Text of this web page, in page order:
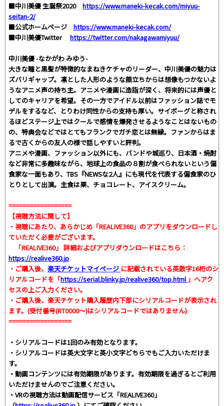
■中川美優 生誕祭2020 https://www.maneki-kecak.com/miyuu-
seitan-2/
■公式ホームページ https://www.maneki-kecak.com/
■中川美優Twitter https://twitter.com/nakagawamiyuu/
中川美優 -なかがわ みゆう-
大きな瞳と黒髪が特徴的なまねきケチャのリーダー、中川美優の魅力は
ズバリギャップ。凛とした人形のような顔立ちからは想像もつかないよ
うなアニメ声の持ち主。アニメや漫画に造詣が深く、将来的には声優と
してのキャリアを希望。その一方でアイドル以前はファッション誌でモ
デルをするなど、とりわけ同性からの支持も厚い。サイボーグと称され
るほどステージ上ではクールで感情を爆発させるようなことはないもの
の、特典会などではとてもフランクでガチ恋とは無縁。ファンからはま
るで古くからの友人の様で話しやすいと評判。
アニメや漫画、ファッション以外にも、バンドや城巡り、日本酒・焼酎
など非常に多趣味ながら、地球上の食品の８割が食べられないという偏
食家な一面もあり、TBS『NEWSな2人』にも現代を代表する偏食家のひ
とりとして出演。主食は栗、チョコレート、アイスクリーム。
==================
【視聴方法に関して】
・視聴にあたり、あらかじめ「REALIVE360」のアプリをダウンロードし
ていただく必要がございます。
「REALIVE360」 詳細およびアプリダウンロードはこちら：
https://realive360.jp
・ご購入後、 楽天チケットマイページ に記載されている英数字16桁のシ
リアルコードを「https://serial.blinky.jp/realive360/top.html 」へアク
セスの上ご入力ください。
・ご購入後、楽天チケット購入履歴内下部にシリアルコードが表示され
ます。(受付番号(RT0000～)はシリアルコードではありません)
==================
・シリアルコードは1回のみ有効となります。
・シリアルコードは英大文字と英小文字どちらでもご入力いただけま
す。
・動画コンテンツには有効期限があります。有効期限を過ぎるとご利用
いただけませんのでご注意ください。
・VRの視聴方法は動画配信サービス「REALIVE360」